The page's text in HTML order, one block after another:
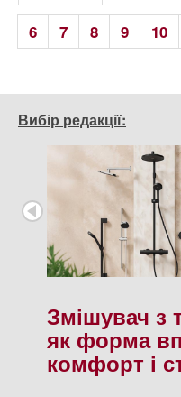
6
7 8 9 10
Вибір редакції:
Змішувач з
як форма
комфорт і